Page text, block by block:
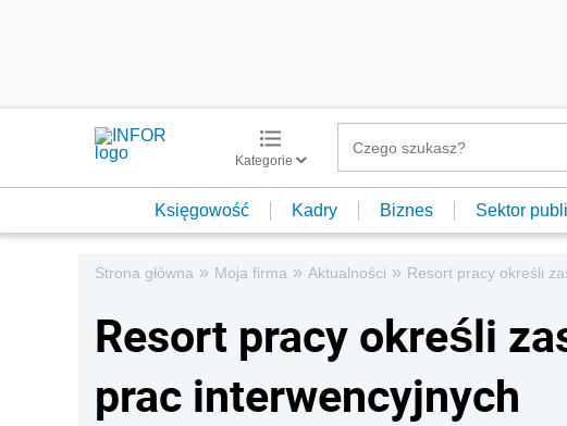
Kategorie
Księgowość Kadry Biznes Sektor
Strona główna » Moja firma » Aktualności » Resort pracy określi
Resort pracy określi
prac interwencyjnych